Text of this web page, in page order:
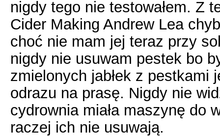
nigdy tego nie testowałem. Z
Cider Making Andrew Lea
choć nie mam jej teraz przy
nigdy nie usuwam pestek bo
zmielonych jabłek z
odrazu na prasę. Nigdy nie
cydrownia miała maszynę do
raczej ich nie usuwają.